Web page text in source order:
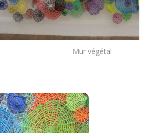
Mur végétal